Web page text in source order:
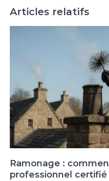
Articles relatifs
Ramonage :
professionnel